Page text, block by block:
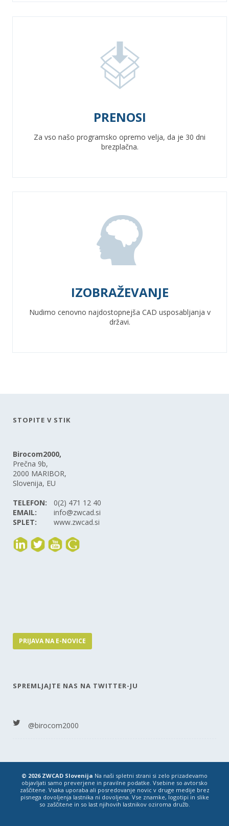
PRENOSI
Za vso našo programsko opremo velja, da je 30 dni
brezplačna.
IZOBRAŽEVANJE
Nudimo cenovno najdostopnejša CAD usposabljanja v
državi.
STOPITE V STIK
Birocom2000,
Prečna 9b,
2000 MARIBOR,
Slovenija, EU
TELEFON:
0(2) 471 12 40
EMAIL:
info@zwcad.si
SPLET:
www.zwcad.si
PRIJAVA NA E-NOVICE
SPREMLJAJTE NAS NA TWITTER-JU
@birocom2000
© 2026 ZWCAD Slovenija Na naši spletni strani si zelo prizadevamo
objavljati samo preverjene in pravilne podatke. Vsebine so avtorsko
zaščitene. Vsaka uporaba ali posredovanje novic v druge medije brez
pisnega dovoljenja lastnika ni dovoljena. Vse znamke, logotipi in slike
so zaščitene in so last njihovih lastnikov oziroma družb.